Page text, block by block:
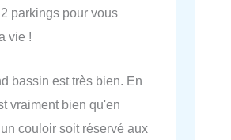
parkings pour vous
vie !
bassin est très bien. En
vraiment bien qu'en
couloir soit réservé aux